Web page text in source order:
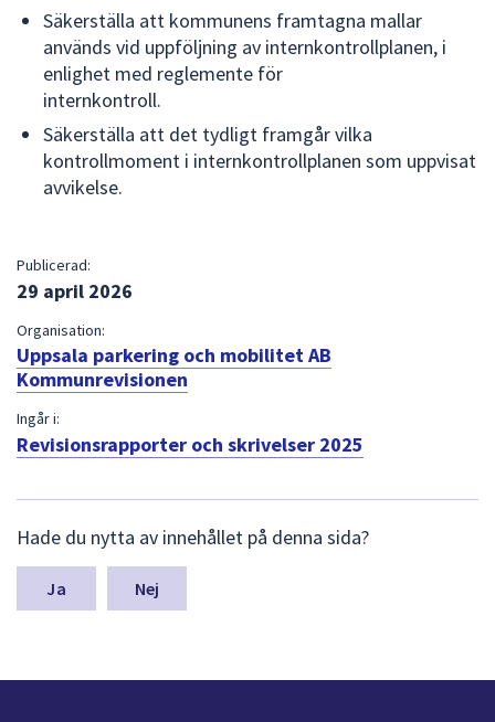
Säkerställa att kommunens framtagna mallar
används vid uppföljning av internkontrollplanen, i
enlighet med reglemente för
internkontroll.
Säkerställa att det tydligt framgår vilka
kontrollmoment i internkontrollplanen som uppvisat
avvikelse.
Publicerad:
29 april 2026
Organisation:
Uppsala parkering och mobilitet AB
Kommunrevisionen
Ingår i:
Revisionsrapporter och skrivelser 2025
ä
m
a
n
Hade du nytta av innehållet på denna sida?
Nej